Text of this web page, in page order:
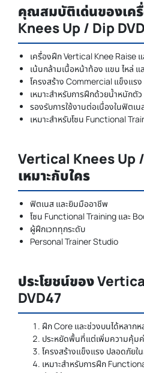
คุณสมบัติเด่นของเค
Knees Up / Dip
เครื่องฝึก Vertical Knee Raise แ
เน้นกล้ามเนื้อหน้าท้อง แขน ไหล่ แ
โครงสร้าง Commercial แข็งแร
เหมาะสำหรับการฝึกด้วยน้ำหนัก
รองรับการใช้งานต่อเนื่องในฟิตเน
เหมาะสำหรับโซน Functional
Vertical Knees Up
เหมาะกับใคร
ฟิตเนส และยิมมืออาชีพ
โซน Functional Training และ
ผู้ฝึกเวททุกระดับ
Personal Trainer Studio
ประโยชน์ของ
DVD47
ฝึก Core และช่วงบนได้หลากห
ประหยัดพื้นที่แต่เพิ่มความคุ้มค่
โครงสร้างแข็งแรง ปลอดภัยใ
เหมาะสำหรับการฝึก